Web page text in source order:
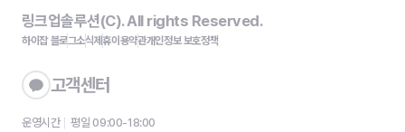
링크업솔루션(C). All rights Reserved.
하이잡 블로그소식제휴이용약관개인정보 보호정책
고객센터
운영시간
평일 09:00-18:00